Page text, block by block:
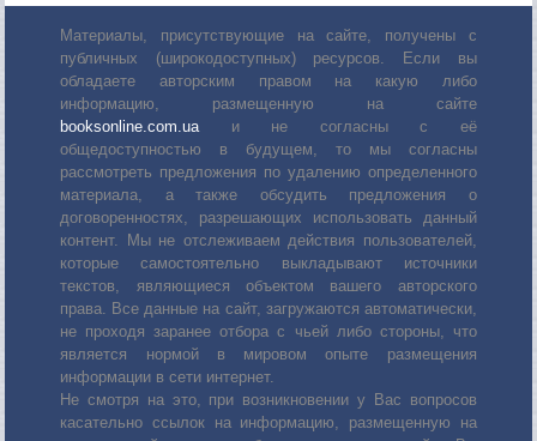
Материалы, присутствующие на сайте, получены с
публичных (широкодоступных) ресурсов. Если вы
обладаете авторским правом на какую либо
информацию, размещенную на сайте
booksonline.com.uaи не согласны с её
общедоступностью в будущем, то мы согласны
рассмотреть предложения по удалению определенного
материала, а также обсудить предложения о
договоренностях, разрешающих использовать данный
контент. Мы не отслеживаем действия пользователей,
которые самостоятельно выкладывают источники
текстов, являющиеся объектом вашего авторского
права. Все данные на сайт, загружаются автоматически,
не проходя заранее отбора с чьей либо стороны, что
является нормой в мировом опыте размещения
информации в сети интернет.
Не смотря на это, при возникновении у Вас вопросов
касательно ссылок на информацию, размещенную на